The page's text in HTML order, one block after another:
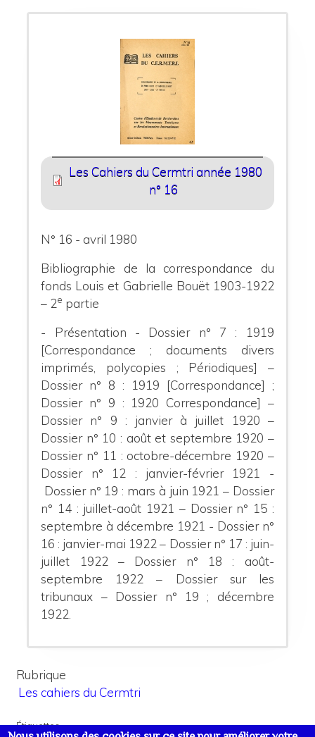
Les Cahiers du Cermtri année 1980
n° 16
N° 16 - avril 1980
Bibliographie de la correspondance du
fonds Louis et Gabrielle Bouët 1903-1922
– 2e partie
- Présentation - Dossier n° 7 : 1919
[Correspondance ; documents divers
imprimés, polycopies ; Périodiques] –
Dossier n° 8 : 1919 [Correspondance] ;
Dossier n° 9 : 1920 Correspondance] –
Dossier n° 9 : janvier à juillet 1920 –
Dossier n° 10 : août et septembre 1920 –
Dossier n° 11 : octobre-décembre 1920 –
Dossier n° 12 : janvier-février 1921 -
Dossier n° 19 : mars à juin 1921 – Dossier
n° 14 : juillet-août 1921 – Dossier n° 15 :
septembre à décembre 1921 - Dossier n°
16 : janvier-mai 1922 – Dossier n° 17 : juin-
juillet 1922 – Dossier n° 18 : août-
septembre 1922 – Dossier sur les
tribunaux – Dossier n° 19 ; décembre
1922.
Rubrique
Les cahiers du Cermtri
Étiquettes